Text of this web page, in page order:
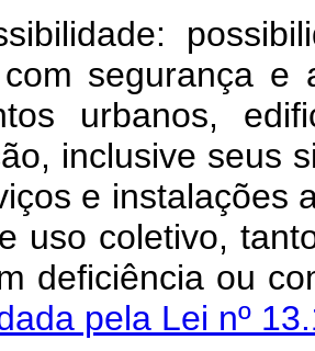
segurança e
urbanos,
inclusive seus
e instalações
uso coletivo,
pela Lei nº